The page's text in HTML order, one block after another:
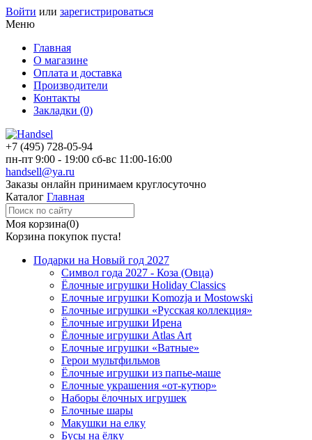
Войти или зарегистрироваться
Меню
Главная
О магазине
Оплата и доставка
Производители
Контакты
Закладки (0)
+7 (495) 728-05-94
пн-пт 9:00 - 19:00 сб-вс 11:00-16:00
handsell@ya.ru
Заказы онлайн принимаем круглосуточно
Каталог Главная
Моя корзина(0)
Корзина покупок пуста!
Подарки на Новый год 2027
Символ года 2027 - Коза (Овца)
Ёлочные игрушки Holiday Classics
Елочные игрушки Komozja и Mostowski
Елочные игрушки «Русская коллекция»
Ёлочные игрушки Ирена
Ёлочные игрушки Atlas Art
Елочные игрушки «Ватные»
Герои мультфильмов
Ёлочные игрушки из папье-маше
Елочные украшения «от-кутюр»
Наборы ёлочных игрушек
Елочные шары
Макушки на елку
Бусы на ёлку